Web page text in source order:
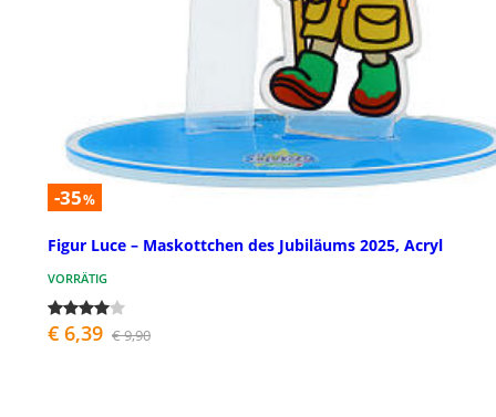
-35%
Figur Luce – Maskottchen des Jubiläums 2025, Acryl
VORRÄTIG
€ 6,39 € 9,90